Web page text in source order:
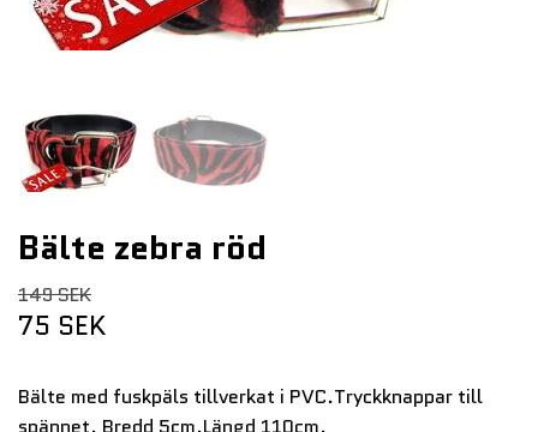
Bälte zebra röd
149 SEK
75 SEK
Bälte med fuskpäls tillverkat i PVC.Tryckknappar till